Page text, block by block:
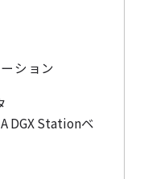
ション
DGX Stationベ